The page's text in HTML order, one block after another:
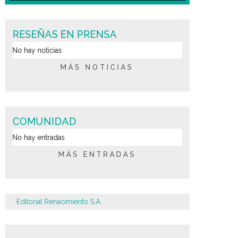
RESEÑAS EN PRENSA
No hay noticias
MÁS NOTICIAS
COMUNIDAD
No hay entradas
MÁS ENTRADAS
Editorial Renacimiento S.A.